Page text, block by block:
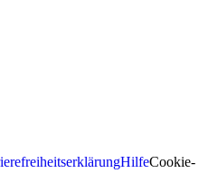
HilfeCookie-